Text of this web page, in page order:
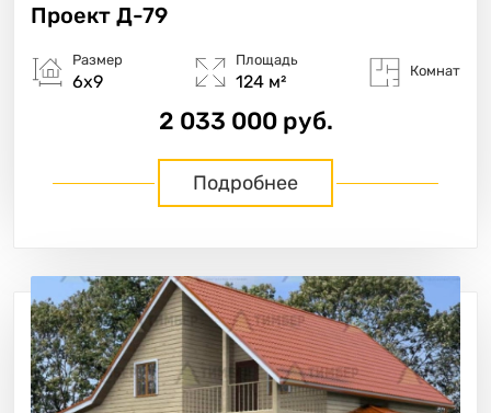
Проект Д-79
Размер
6х9
Площадь
124 м²
Комнат
2 033 000 руб.
Подробнее